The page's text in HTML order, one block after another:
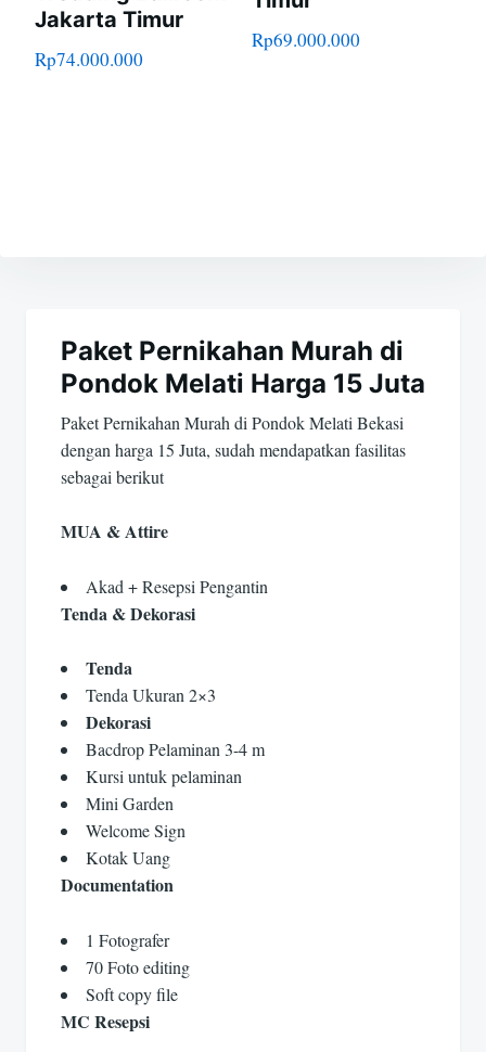
Jakarta Timur
Rp74.000.000
Rp69.000.000
posPaket Pernikahan Murah di
Pondok Melati Harga 15 Juta
Paket Pernikahan Murah di Pondok Melati Bekasi
dengan harga 15 Juta, sudah mendapatkan fasilitas
sebagai berikut
MUA & Attire
Akad + Resepsi Pengantin
Tenda & Dekorasi
Tenda
Tenda Ukuran 2×3
Dekorasi
Bacdrop Pelaminan 3-4 m
Kursi untuk pelaminan
Mini Garden
Welcome Sign
Kotak Uang
Documentation
1 Fotografer
70 Foto editing
Soft copy file
MC Resepsi